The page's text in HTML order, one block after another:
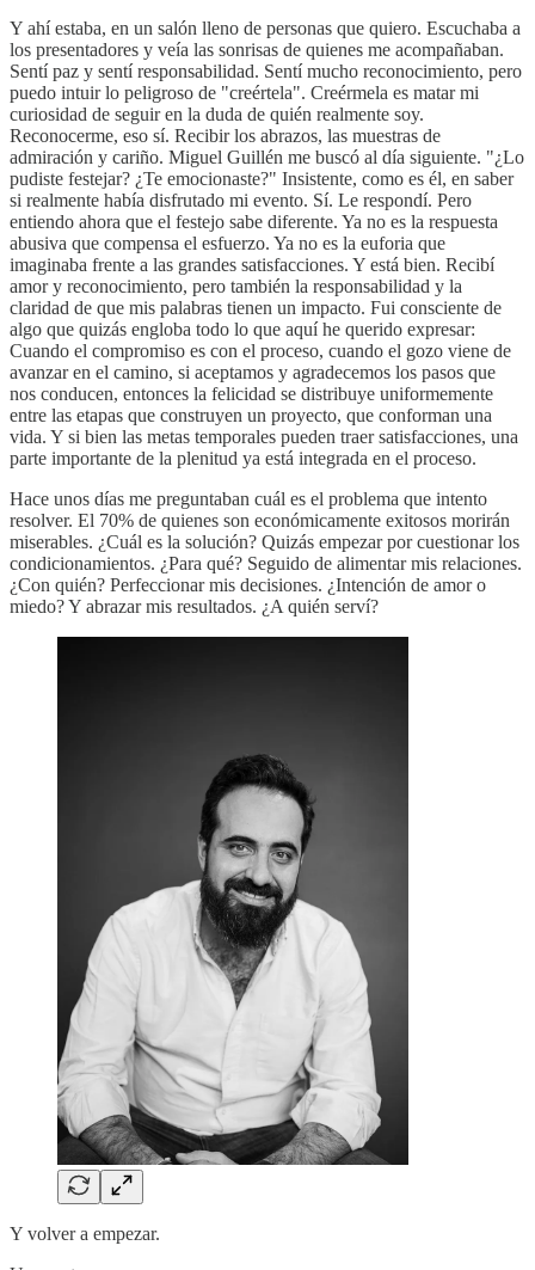
Y ahí estaba, en un salón lleno de personas que quiero. Escuchaba a
los presentadores y veía las sonrisas de quienes me acompañaban.
Sentí paz y sentí responsabilidad. Sentí mucho reconocimiento, pero
puedo intuir lo peligroso de "creértela". Creérmela es matar mi
curiosidad de seguir en la duda de quién realmente soy.
Reconocerme, eso sí. Recibir los abrazos, las muestras de
admiración y cariño. Miguel Guillén me buscó al día siguiente. "¿Lo
pudiste festejar? ¿Te emocionaste?" Insistente, como es él, en saber
si realmente había disfrutado mi evento. Sí. Le respondí. Pero
entiendo ahora que el festejo sabe diferente. Ya no es la respuesta
abusiva que compensa el esfuerzo. Ya no es la euforia que
imaginaba frente a las grandes satisfacciones. Y está bien. Recibí
amor y reconocimiento, pero también la responsabilidad y la
claridad de que mis palabras tienen un impacto. Fui consciente de
algo que quizás engloba todo lo que aquí he querido expresar:
Cuando el compromiso es con el proceso, cuando el gozo viene de
avanzar en el camino, si aceptamos y agradecemos los pasos que
nos conducen, entonces la felicidad se distribuye uniformemente
entre las etapas que construyen un proyecto, que conforman una
vida. Y si bien las metas temporales pueden traer satisfacciones, una
parte importante de la plenitud ya está integrada en el proceso.
Hace unos días me preguntaban cuál es el problema que intento
resolver. El 70% de quienes son económicamente exitosos morirán
miserables. ¿Cuál es la solución? Quizás empezar por cuestionar los
condicionamientos. ¿Para qué? Seguido de alimentar mis relaciones.
¿Con quién? Perfeccionar mis decisiones. ¿Intención de amor o
miedo? Y abrazar mis resultados. ¿A quién serví?
Y volver a empezar.